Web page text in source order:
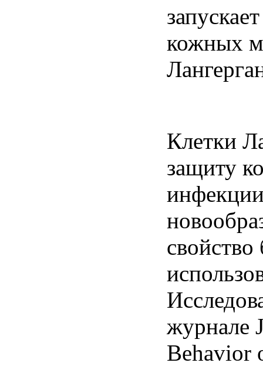
кожных
Клетки
защиту
свойство
журнале
Behavior